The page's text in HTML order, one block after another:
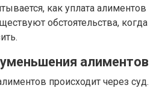
как уплата алиментов
обстоятельства, когда
алиментов
происходит через суд.